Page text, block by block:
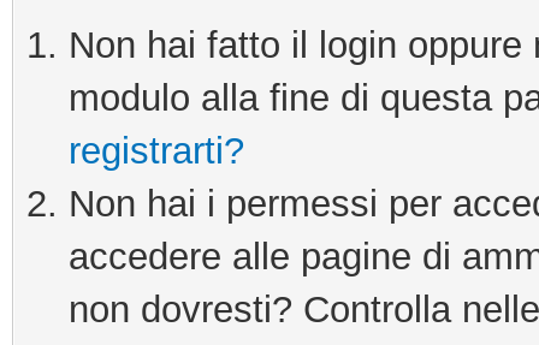
Non hai fatto il login
modulo alla fine di questa
registrarti?
Non hai i permessi per
accedere alle pagine di
non dovresti? Controlla